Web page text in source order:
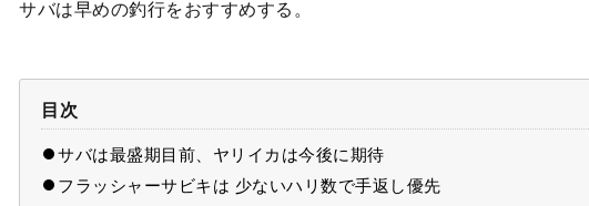
サバは早めの釣行をおすすめする。
目次
サバは最盛期目前、ヤリイカは今後に期待
フラッシャーサビキは 少ないハリ数で手返し優先